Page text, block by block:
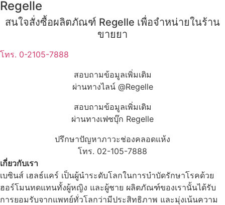
Regelle
สนใจสั่งซื้อผลิตภัณฑ์ Regelle เพื่อจำหน่ายในร้าน
ขายยา
โทร. 0-2105-7888
สอบถามข้อมูลเพิ่มเติม
ผ่านทางไลน์ @Regelle
สอบถามข้อมูลเพิ่มเติม
ผ่านทางเฟซบุ๊ก Regelle
ปรึกษาปัญหาภาวะช่องคลอดแห้ง
โทร. 02-105-7888
เกี่ยวกับเรา
เบซินส์ เฮลธ์แคร์ เป็นผู้นำระดับโลกในการบำบัดรักษาโรคด้วย
ฮอร์โมนทดแทนทั้งผู้หญิง และผู้ชาย ผลิตภัณฑ์ของเรานั้นได้รับ
การยอมรับจากแพทย์ทั่วโลกว่ามีประสิทธิภาพ และมุ่งเน้นความ